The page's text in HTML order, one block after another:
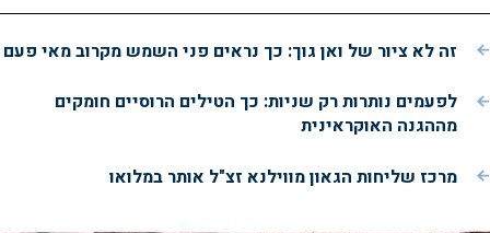
זה לא ציור של ואן גוך: כך נראים פני השמש מקרוב מאי פעם
לפעמים נותרות רק שניות: כך הטילים הרוסיים חומקים
מההגנה האוקראינית
מרכז שליחות הגאון מווילנא זצ"ל אותר במלואו